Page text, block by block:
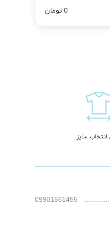
0 تومان
انتخاب سایز
09901661455